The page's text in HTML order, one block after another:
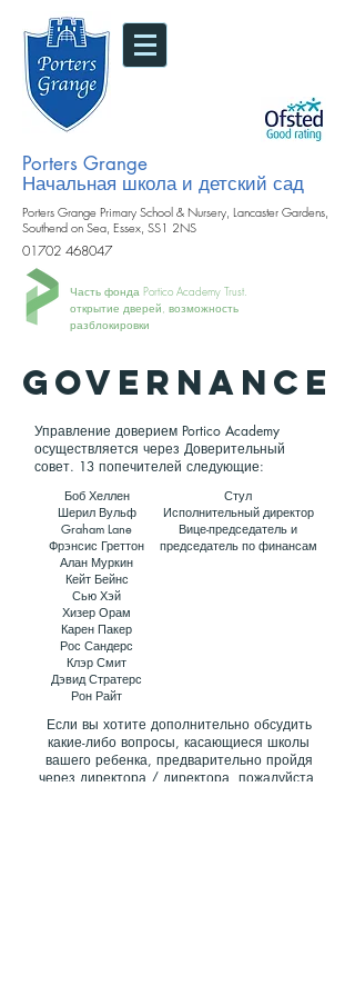
Porters Grange
Начальная школа и детский сад
Porters Grange Primary School & Nursery, Lancaster Gardens,
Southend on Sea, Essex, SS1 2NS
01702 468047
Часть фонда Portico Academy Trust.
открытие дверей, возможность
разблокировки
GOVERNANCE
Управление доверием Portico Academy
осуществляется через Доверительный
совет. 13 попечителей следующие:
Боб Хеллен
Шерил Вульф
Graham Lane
Фрэнсис Греттон
Алан Муркин
Кейт Бейнс
Сью Хэй
Хизер Орам
Карен Пакер
Рос Сандерс
Клэр Смит
Дэвид Стратерс
Рон Райт
Стул
Исполнительный директор
Вице-председатель и
председатель по финансам
Если вы хотите дополнительно обсудить
какие-либо вопросы, касающиеся школы
вашего ребенка, предварительно пройдя
через директора / директора, пожалуйста,